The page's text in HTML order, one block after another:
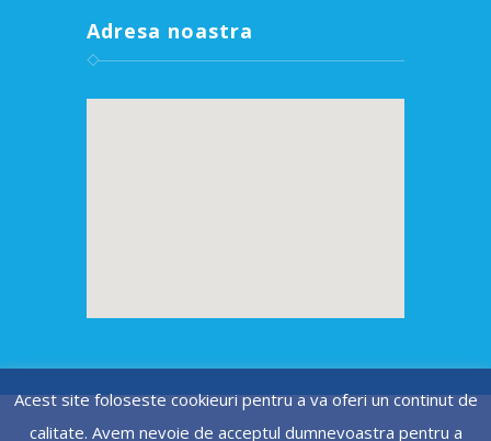
Adresa noastra
Acest site foloseste cookieuri pentru a va oferi un continut de
calitate. Avem nevoie de acceptul dumnevoastra pentru a